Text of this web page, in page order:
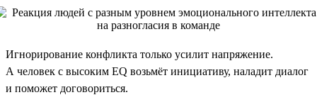
Игнорирование конфликта только усилит напряжение.
А человек с высоким EQ возьмёт инициативу, наладит диалог
и поможет договориться.